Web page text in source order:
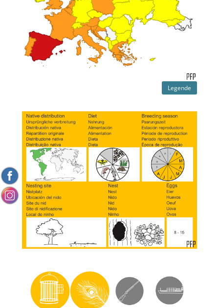
Legende